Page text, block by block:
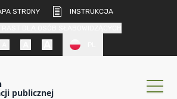
STRONY
INSTRUKCJA
publicznej